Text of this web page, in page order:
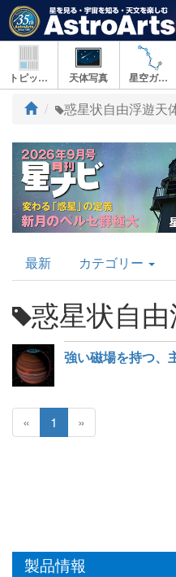
トピックス 天体写真 星空ガイド
ト
プ
惑星状自由浮遊天
AstroArts
Topics
最新 カテゴリー
惑星状自
強い磁場を持つ、
« 1 »
製品情報